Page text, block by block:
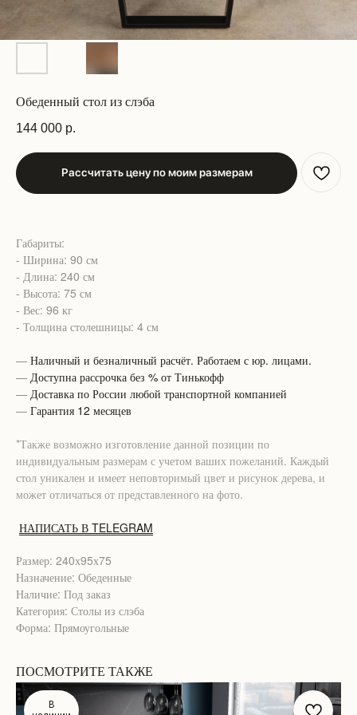
Обеденный стол из слэба
144 000 р.
Рассчитать цену по моим размерам
Габариты:
- Ширина: 90 см
- Длина: 240 см
- Высота: 75 см
- Вес: 96 кг
- Толщина столешницы: 4 см
— Наличный и безналичный расчёт. Работаем с юр. лицами.
— Доступна рассрочка без % от Тинькофф
— Доставка по России любой транспортной компанией
— Гарантия 12 месяцев
*Также возможно изготовление данной позиции по
индивидуальным размерам с учетом ваших пожеланий. Каждый
стол уникален и имеет неповторимый цвет и рисунок дерева, и
может отличаться от представленного на фото.
НАПИСАТЬ В TELEGRAM
Размер: 240х95х75
Назначение: Обеденные
Наличие: Под заказ
Категория: Столы из слэба
Форма: Прямоугольные
ПОСМОТРИТЕ ТАКЖЕ
В